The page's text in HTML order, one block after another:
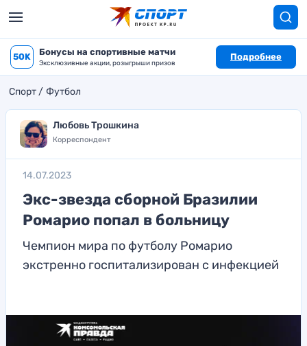
50K Бонусы на спортивные матчи
Эксклюзивные акции, розыгрыши призов
Подробнее
Спорт Футбол
Любовь Трошкина
Корреспондент
14.07.2023
Экс-звезда сборной Бразилии
Ромарио попал в больницу
Чемпион мира по футболу Ромарио
экстренно госпитализирован с инфекцией